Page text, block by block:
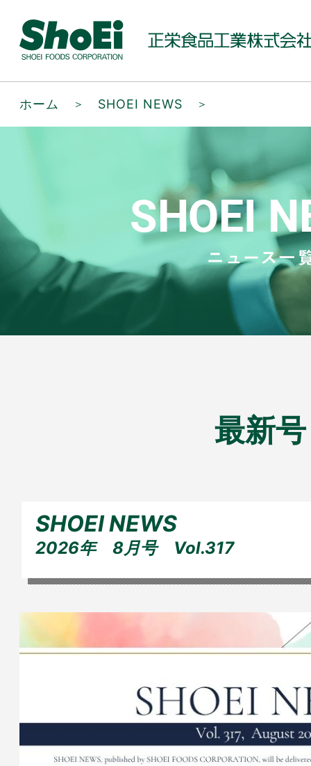
ホーム ＞ SHOEI NEWS ＞
最新号
SHOEI NEWS
2026年 8月号 Vol.317